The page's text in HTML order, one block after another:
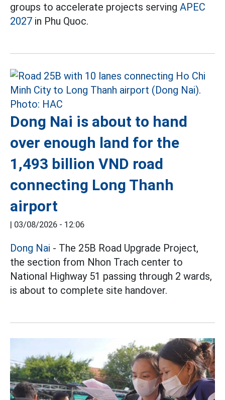
groups to accelerate projects serving APEC
2027 in Phu Quoc.
Dong Nai is about to hand
over enough land for the
1,493 billion VND road
connecting Long Thanh
airport
| 03/08/2026 - 12:06
Dong Nai - The 25B Road Upgrade Project,
the section from Nhon Trach center to
National Highway 51 passing through 2 wards,
is about to complete site handover.